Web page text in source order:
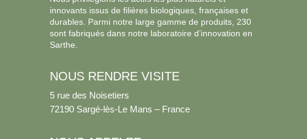
innovants issus de filières biologiques, françaises et
durables. Parmi notre large gamme de produits, 230
sont fabriqués dans notre laboratoire d’innovation en
Sarthe.
NOUS RENDRE VISITE
5 rue des Noisetiers
72190 Sargé-lès-Le Mans – France